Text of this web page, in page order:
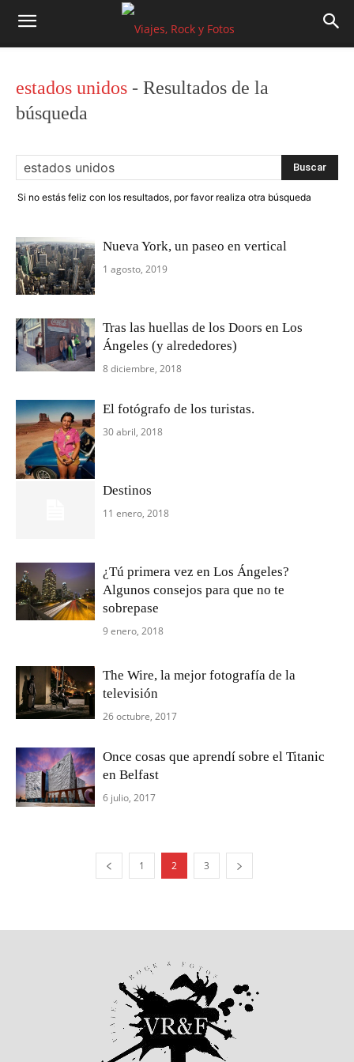
estados unidos - Resultados de la
búsqueda
Si no estás feliz con los resultados, por favor realiza otra búsqueda
Nueva York, un paseo en vertical
1 agosto, 2019
Tras las huellas de los Doors en Los
Ángeles (y alrededores)
8 diciembre, 2018
El fotógrafo de los turistas.
30 abril, 2018
Destinos
11 enero, 2018
¿Tú primera vez en Los Ángeles?
Algunos consejos para que no te
sobrepase
9 enero, 2018
The Wire, la mejor fotografía de la
televisión
26 octubre, 2017
Once cosas que aprendí sobre el Titanic
en Belfast
6 julio, 2017
1 2 3